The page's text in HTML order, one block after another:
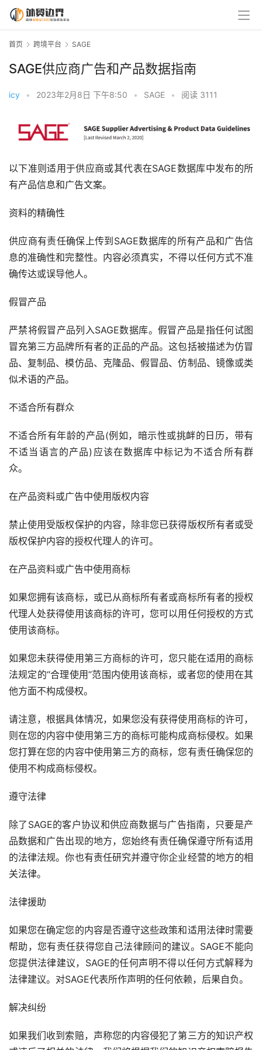
首页 跨境平台 SAGE
SAGE供应商广告和产品数据指南
icy • 2023年2月8日 下午8:50 • SAGE • 阅读 3111
以下准则适用于供应商或其代表在SAGE数据库中发布的所
有产品信息和广告文案。
资料的精确性
供应商有责任确保上传到SAGE数据库的所有产品和广告信
息的准确性和完整性。内容必须真实，不得以任何方式不准
确传达或误导他人。
假冒产品
严禁将假冒产品列入SAGE数据库。假冒产品是指任何试图
冒充第三方品牌所有者的正品的产品。这包括被描述为仿冒
品、复制品、模仿品、克隆品、假冒品、仿制品、镜像或类
似术语的产品。
不适合所有群众
不适合所有年龄的产品(例如，暗示性或挑衅的日历，带有
不适当语言的产品)应该在数据库中标记为不适合所有群
众。
在产品资料或广告中使用版权内容
禁止使用受版权保护的内容，除非您已获得版权所有者或受
版权保护内容的授权代理人的许可。
在产品资料或广告中使用商标
如果您拥有该商标，或已从商标所有者或商标所有者的授权
代理人处获得使用该商标的许可，您可以用任何授权的方式
使用该商标。
如果您未获得使用第三方商标的许可，您只能在适用的商标
法规定的“合理使用”范围内使用该商标，或者您的使用在其
他方面不构成侵权。
请注意，根据具体情况，如果您没有获得使用商标的许可，
则在您的内容中使用第三方的商标可能构成商标侵权。如果
您打算在您的内容中使用第三方的商标，您有责任确保您的
使用不构成商标侵权。
遵守法律
除了SAGE的客户协议和供应商数据与广告指南，只要是产
品数据和广告出现的地方，您始终有责任确保遵守所有适用
的法律法规。你也有责任研究并遵守你企业经营的地方的相
关法律。
法律援助
如果您在确定您的内容是否遵守这些政策和适用法律时需要
帮助，您有责任获得您自己法律顾问的建议。SAGE不能向
您提供法律建议，SAGE的任何声明不得以任何方式解释为
法律建议。对SAGE代表所作声明的任何依赖，后果自负。
解决纠纷
如果我们收到索赔，声称您的内容侵犯了第三方的知识产权